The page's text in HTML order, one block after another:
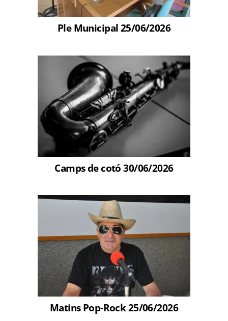
Ple Municipal 25/06/2026
Camps de cotó 30/06/2026
Matins Pop-Rock 25/06/2026